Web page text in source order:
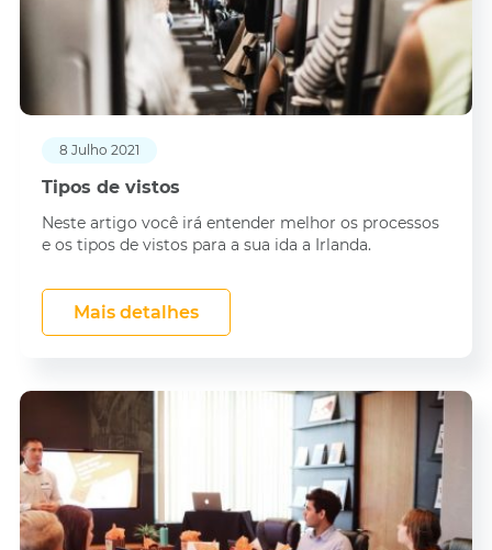
8 Julho 2021
Tipos de vistos
Neste artigo você irá entender melhor os processos
e os tipos de vistos para a sua ida a Irlanda.
Mais detalhes